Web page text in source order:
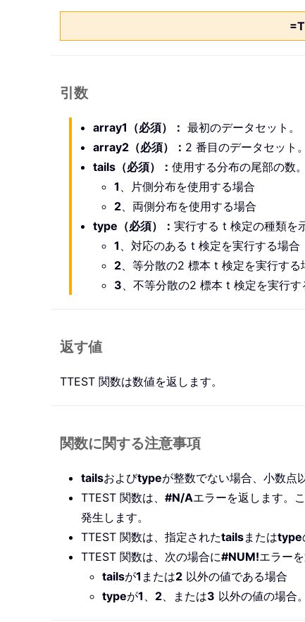
引数
array1（必須）： 最初のデータセット。
array2（必須）： 2 番目のデータセット。
tails（必須）： 使用する分布の尾部の数
1 、片側分布を使用する場合
2、両側分布を使用する場合
type（必須）： 実行する t 検定の種類を
1 、対応のある t 検定を実行する場合
2、等分散の2 標本 t 検定を実行する
3、不等分散の2 標本 t 検定を実行す
返す値
TTEST 関数は数値を返します。
関数に関する注意事項
tailsおよびtypeが整数でない場合、小数点
TTEST 関数は、 #N/Aエラーを返します。こ
発生します。
TTEST 関数は、指定されたtailsまたはtype
TTEST 関数は、次の場合に#NUM!エラーを
tailsが1 または2 以外の値である場合
typeが1 、 2、または3 以外の値の場合。